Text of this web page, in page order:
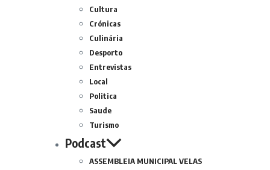
Cultura
Crónicas
Culinária
Desporto
Entrevistas
Local
Politica
Saude
Turismo
Podcast
ASSEMBLEIA MUNICIPAL VELAS